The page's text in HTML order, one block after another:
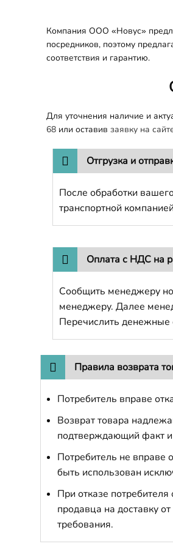
Компания ООО «Новус»
посредников, поэтому
соответствия и гарантию.
Для уточнения наличие и
68 или оставив заявку на
Отгрузка и
После обработки
транспортной
Оплата с НДС на
Сообщить менеджеру
менеджеру. Далее
Перечислить денежные
Правила возврата
Потребитель вправе
Возврат товара
подтверждающий факт и
Потребитель не вправе
быть использован
При отказе
продавца на доставку
требования.